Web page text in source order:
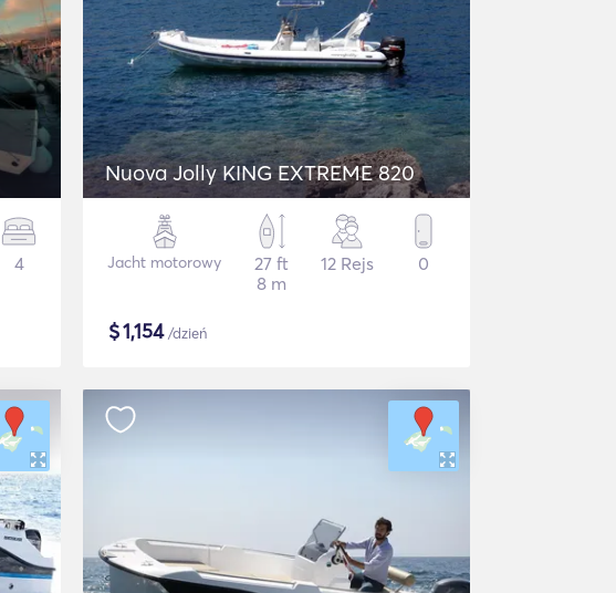
4
Nuova Jolly KING EXTREME 820
Jacht motorowy
27 ft
8 m
12 Rejs 0
$1,154/dzień